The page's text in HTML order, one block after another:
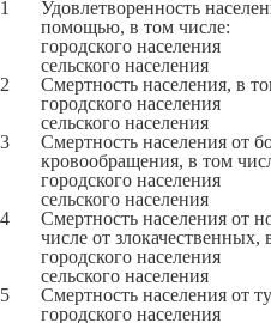
1
Удовлетворенность
помощью, в том числе:
городского населения
сельского населения
2
Смертность населения, в
городского населения
сельского населения
3
Смертность населения от
кровообращения, в том
городского населения
сельского населения
4
Смертность населения от
числе от злокачественных,
городского населения
сельского населения
5
Смертность населения от
городского населения